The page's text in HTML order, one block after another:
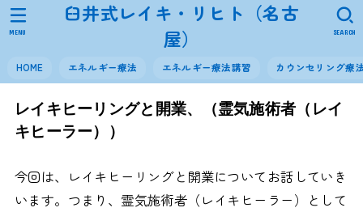
臼井式レイキ・リヒト（名古
屋）
HOME エネルギー療法 エネルギー療法講習 カウンセリング療
SEARCH
MENU
レイキヒーリングと開業、（霊気施術者（レイ
キヒーラー））
今回は、レイキヒーリングと開業についてお話していき
います。つまり、霊気施術者（レイキヒーラー）として